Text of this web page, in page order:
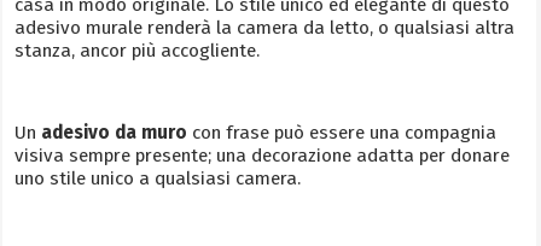
casa in modo originale. Lo stile unico ed elegante di questo
adesivo murale renderà la camera da letto, o qualsiasi altra
stanza, ancor più accogliente.
Un adesivo da muro con frase può essere una compagnia
visiva sempre presente; una decorazione adatta per donare
uno stile unico a qualsiasi camera.